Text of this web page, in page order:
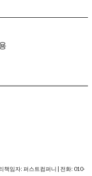
책임자: 퍼스트컴퍼니 | 전화: 010-